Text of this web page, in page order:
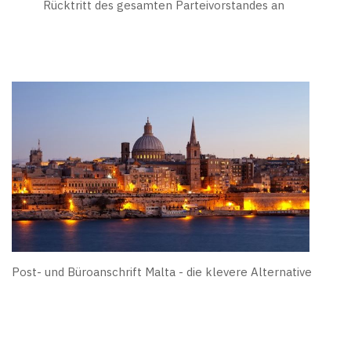
Rücktritt des gesamten Parteivorstandes an
Post- und Büroanschrift Malta - die klevere Alternative